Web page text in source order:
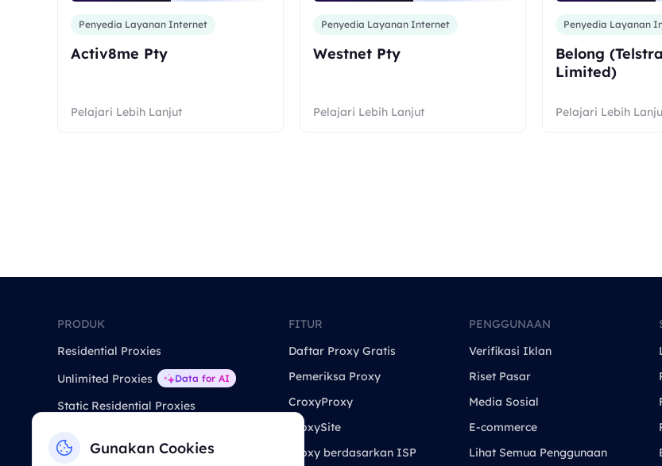
Penyedia Layanan Internet
Activ8me Pty
Pelajari Lebih Lanjut
Penyedia Layanan Internet
Westnet Pty
Pelajari Lebih Lanjut
Penyedia Layanan
Belong
Limited)
Pelajari Lebih
Gunakan Cookies
PRODUK
Residential Proxies
Unlimited Proxies
Data for AI
Static Residential Proxies
Long Acting ISP Proxies
FITUR
Daftar Proxy Gratis
Pemeriksa Proxy
CroxyProxy
ProxySite
Proxy berdasarkan ISP
PENGGUNAAN
Verifikasi Iklan
Riset Pasar
Media Sosial
E-commerce
Lihat Semua Penggunaan